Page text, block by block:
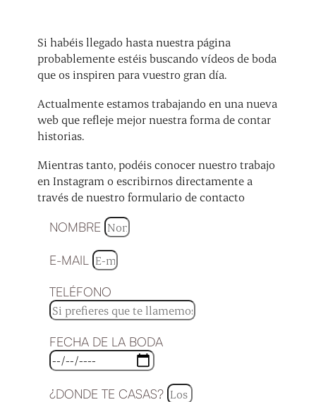
Si habéis llegado hasta nuestra página
probablemente estéis buscando vídeos de boda
que os inspiren para vuestro gran día.
Actualmente estamos trabajando en una nueva
web que refleje mejor nuestra forma de contar
historias.
Mientras tanto, podéis conocer nuestro trabajo
en Instagram o escribirnos directamente a
través de nuestro formulario de contacto
NOMBRE
E-MAIL
TELÉFONO
FECHA DE LA BODA
¿DONDE TE CASAS?